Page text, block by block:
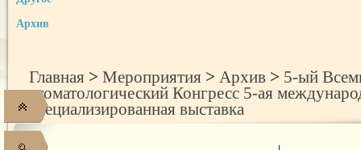
Архив
Главная > Мероприятия > Архив > 5-ый
стоматологический Конгресс 5-ая
специализированная выставка